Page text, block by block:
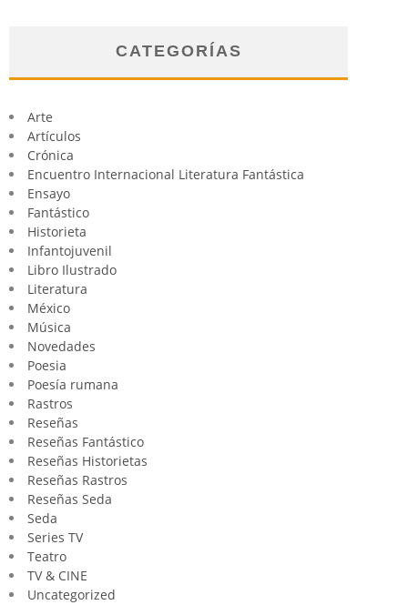
CATEGORÍAS
Arte
Artículos
Crónica
Encuentro Internacional Literatura Fantástica
Ensayo
Fantástico
Historieta
Infantojuvenil
Libro Ilustrado
Literatura
México
Música
Novedades
Poesia
Poesía rumana
Rastros
Reseñas
Reseñas Fantástico
Reseñas Historietas
Reseñas Rastros
Reseñas Seda
Seda
Series TV
Teatro
TV & CINE
Uncategorized